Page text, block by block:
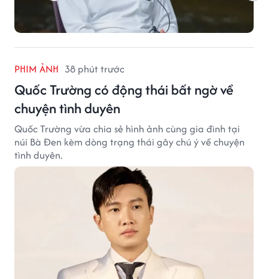
PHIM ẢNH 38 phút trước
Quốc Trường có động thái bất ngờ về
chuyện tình duyên
Quốc Trường vừa chia sẻ hình ảnh cùng gia đình tại
núi Bà Đen kèm dòng trạng thái gây chú ý về chuyện
tình duyên.